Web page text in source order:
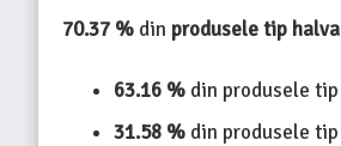
70.37 % din produsele tip halva
63.16 %din produsele tip
31.58 %din produsele tip